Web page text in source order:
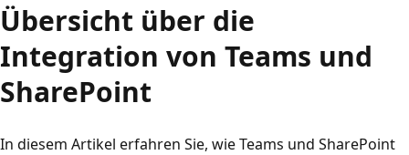
Übersicht über die
Integration von Teams und
SharePoint
In diesem Artikel erfahren Sie, wie Teams und SharePoint